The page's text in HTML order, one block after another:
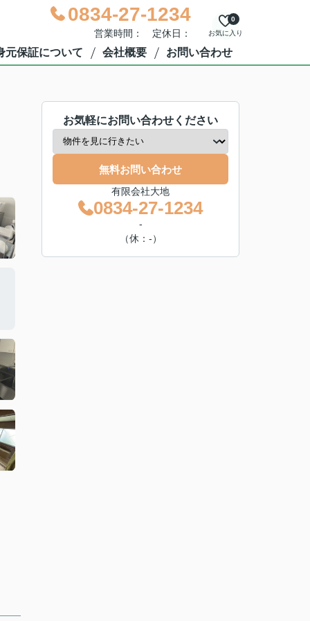
0834-27-1234
営業時間： 定休日： お気に入り
0
元保証について 会社概要 お問い合わせ
お気軽にお問い合わせください
無料お問い合わせ
有限会社大地
0834-27-1234
-
（休：-）